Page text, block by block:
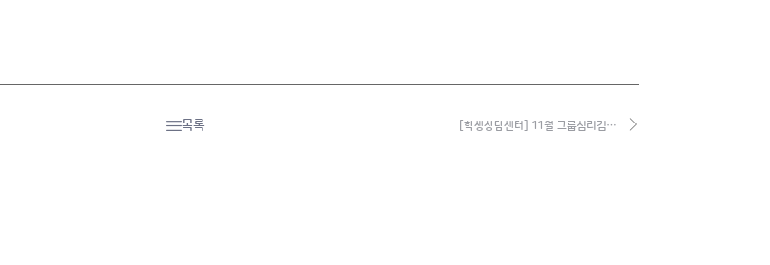
목록 [학생상담센터] 11월 그룹심리검…